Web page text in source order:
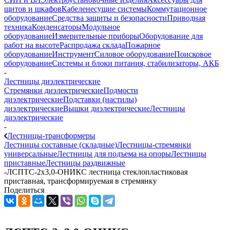
щитов и шкафовКабеленесущие системыКоммутационное
оборудованиеСредства защиты и безопасностиПриводная
техникаКонденсаторыМодульное
оборудованиеИзмерительные приборыОборудование для
работ на высотеРаспродажа складаПожарное
оборудованиеИнструментСиловое оборудованиеПоисковое
оборудованиеСистемы и блоки питания, стабилизаторы, АКБ
-
Лестницы диэлектрические
Стремянки диэлектрическиеПодмости
диэлектрическиеПодставки (настилы)
диэлектрическиеВышки диэлектрическиеЛестницы
диэлектрические
-
Лестницы-трансформеры
Лестницы составные (складные)Лестницы-стремянки
универсальныеЛестницы для подъема на опорыЛестницы
приставныеЛестницы раздвижные
-ЛСПТС-2х3,0-ОНИКС лестница стеклопластиковая
приставная, трансформируемая в стремянку
Поделиться